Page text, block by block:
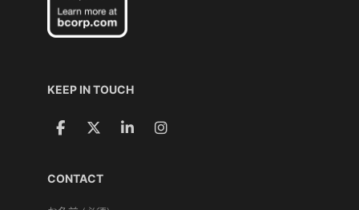
KEEP IN TOUCH
CONTACT